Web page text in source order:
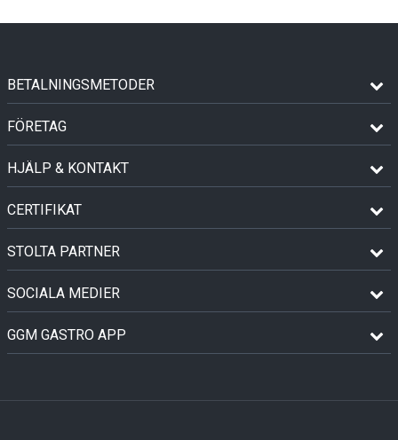
BETALNINGSMETODER
FÖRETAG
HJÄLP & KONTAKT
CERTIFIKAT
STOLTA PARTNER
SOCIALA MEDIER
GGM GASTRO APP